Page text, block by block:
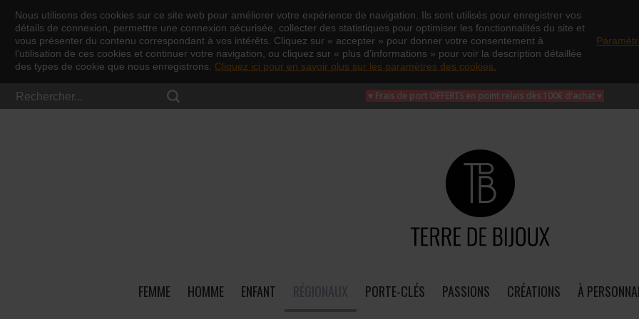
Nous utilisons des cookies sur ce site web pour améliorer votre expérience de navigation. Ils sont utilisés pour enregistrer vos
détails de connexion, permettre une connexion sécurisée, collecter des statistiques pour optimiser les fonctionnalités du site et
vous présenter du contenu correspondant à vos intérêts. Cliquez sur « accepter » pour donner votre consentement à
l’utilisation de ces cookies et continuer votre navigation, ou cliquez sur « plus d’informations » pour voir la description détaillée
des types de cookie que nous enregistrons. Cliquez ici pour en savoir plus sur les paramètres des cookies.
♥ Frais de port OFFERTS en point relais dès 100€ d'achat ♥
FEMME HOMME ENFANT PORTE-CLÉS PASSIONS CRÉATIONS À